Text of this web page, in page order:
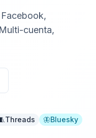
cuenta,
Threads 🦋Bluesky